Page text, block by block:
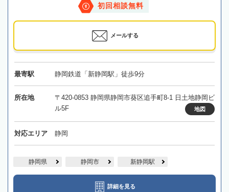
初回相談無料
メールする
最寄駅 静岡鉄道「新静岡駅」徒歩9分
所在地
〒420-0853 静岡県静岡市葵区追手町8-1 日土地静岡ビ
ル5F
地図
対応エリア 静岡
静岡県 静岡市 新静岡駅
詳細を見る